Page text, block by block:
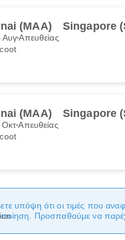
(MAA) Singapore
ΑυγΑπευθείας
(MAA) Singapore
ΟκτΑπευθείας
υπόψη ότι οι τιμές που
Προσπαθούμε να